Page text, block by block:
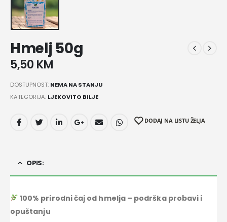
Hmelj 50g
5,50 KM
DOSTUPNOST: NEMA NA STANJU
KATEGORIJA: LJEKOVITO BILJE
DODAJ NA LISTU ŽELJA
OPIS:
100% prirodni čaj od hmelja – podrška probavi i
opuštanju